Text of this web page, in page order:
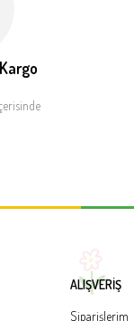
ALIŞVERİŞ
Siparişlerim